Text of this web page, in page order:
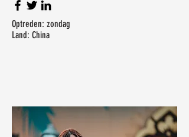
Optreden: zondag
Land: China